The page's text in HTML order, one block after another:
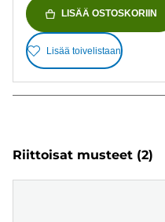
LISÄÄ OSTOSKORIIN
Lisää toivelistaan
Riittoisat musteet (2)